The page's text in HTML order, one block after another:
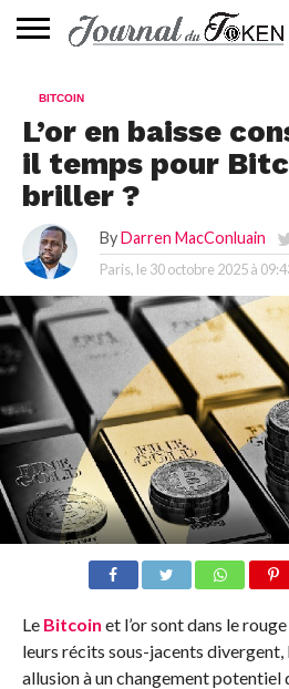
📰
EVALUATION
GUIDE
TENDANCES
À
CONTACTEZ-
BITCOIN
L’or en baisse
il temps pour
briller ?
By Darren MacConluain
Paris, le 30 octobre 2025 à
Le Bitcoin et l’or sont dans le
leurs récits sous-jacents
allusion à un changement potentiel